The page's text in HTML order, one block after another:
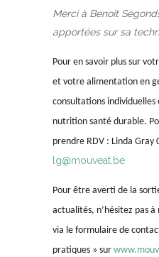
Merci à Benoit
apportées sur sa
Pour en savoir plus sur
et votre alimentation en
consultations individuelles
nutrition santé durable.
prendre RDV : Linda Gray
lg@mouveat.be
Pour être averti de la
actualités, n’hésitez pas à
via le formulaire de
pratiques » sur